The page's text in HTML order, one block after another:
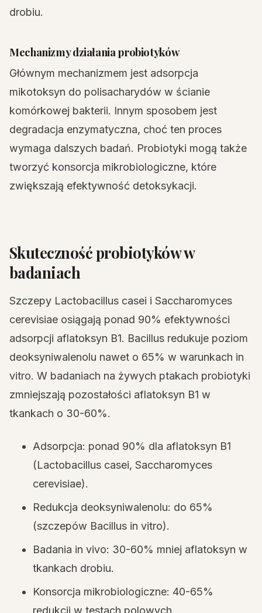
drobiu.
Mechanizmy działania probiotyków
Głównym mechanizmem jest adsorpcja
mikotoksyn do polisacharydów w ścianie
komórkowej bakterii. Innym sposobem jest
degradacja enzymatyczna, choć ten proces
wymaga dalszych badań. Probiotyki mogą także
tworzyć konsorcja mikrobiologiczne, które
zwiększają efektywność detoksykacji.
Skuteczność probiotyków w
badaniach
Szczepy Lactobacillus casei i Saccharomyces
cerevisiae osiągają ponad 90% efektywności
adsorpcji aflatoksyn B1. Bacillus redukuje poziom
deoksyniwalenolu nawet o 65% w warunkach in
vitro. W badaniach na żywych ptakach probiotyki
zmniejszają pozostałości aflatoksyn B1 w
tkankach o 30-60%.
Adsorpcja: ponad 90% dla aflatoksyn B1
(Lactobacillus casei, Saccharomyces
cerevisiae).
Redukcja deoksyniwalenolu: do 65%
(szczepów Bacillus in vitro).
Badania in vivo: 30-60% mniej aflatoksyn w
tkankach drobiu.
Konsorcja mikrobiologiczne: 40-65%
redukcji w testach polowych.